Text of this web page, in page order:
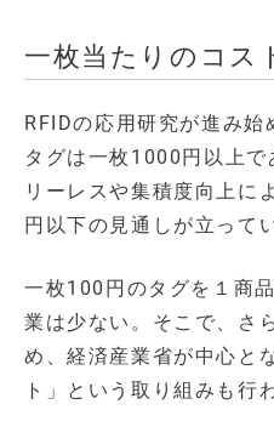
一枚当たりのコス
RFIDの応用研究が進み
タグは一枚1000円以上
リーレスや集積度向上に
円以下の見通しが立って
一枚100円のタグを１商
業は少ない。そこで、さ
め、経済産業省が中心と
ト」という取り組みも行